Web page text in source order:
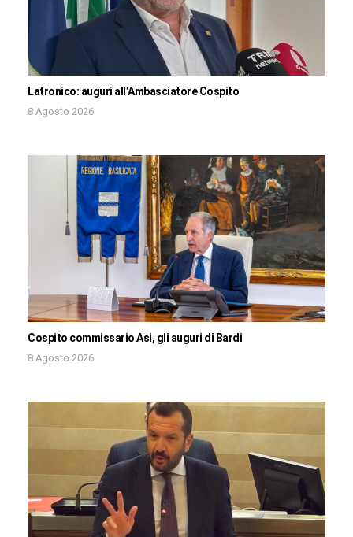
Latronico: auguri all’Ambasciatore Cospito
8 Agosto 2026
Cospito commissario Asi, gli auguri di Bardi
8 Agosto 2026